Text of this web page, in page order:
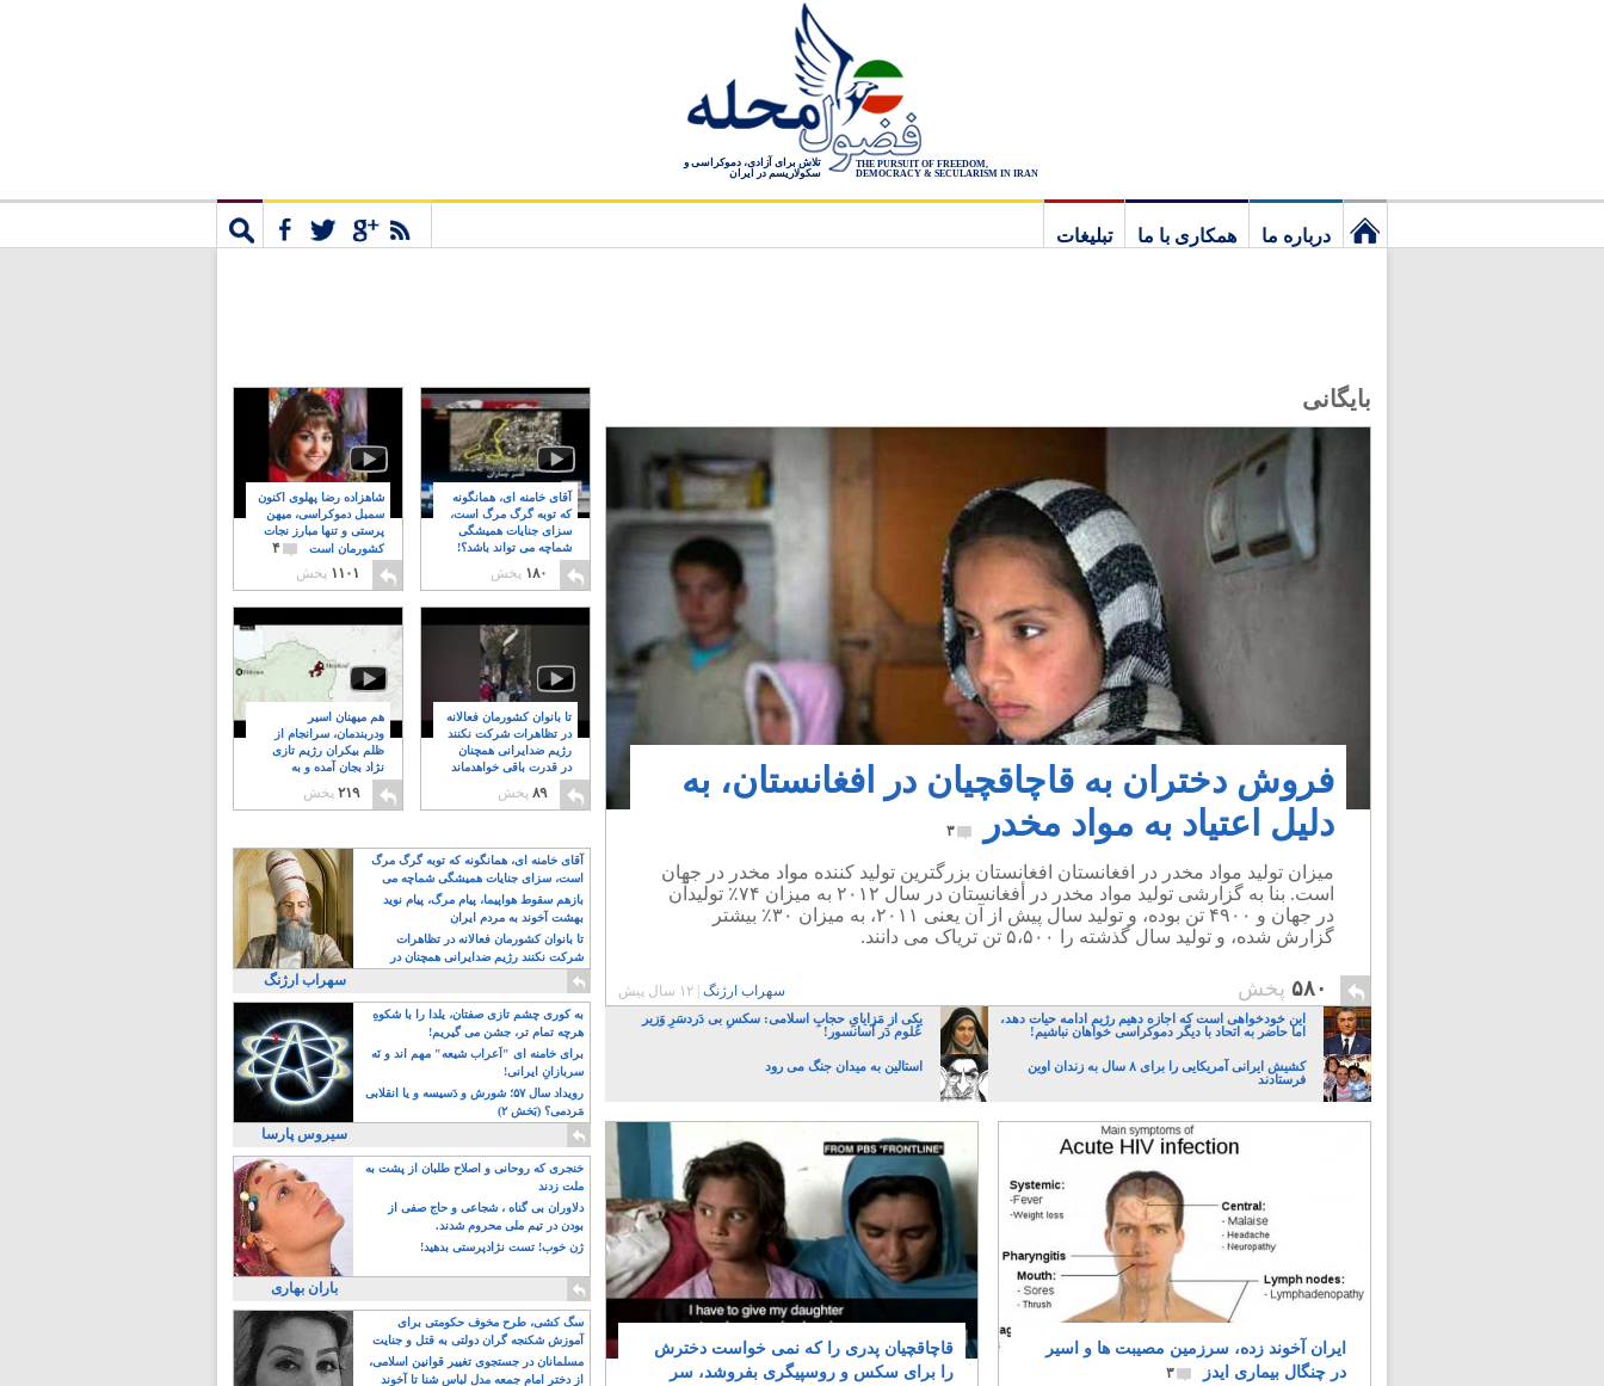
THE PURSUIT OF FREEDOM,
DEMOCRACY & SECULARISM IN IRAN
تلاش برای آزادی، دموکراسی و
سکولاریسم در ایران
درباره ما همکاری با ما
تبلیغات
بایگانی
فروش دختران به قاچاقچیان در افغانستان، به
دلیل اعتیاد به مواد مخدر
۳
میزان تولید مواد مخدر در افغانستان افغانستان بزرگترین تولید کننده مواد مخدر در جهان
است. بنا به گزارشی تولید مواد مخدر در أفغانستان در سال ۲۰۱۲ به میزان ۷۴٪ تولیدآن
در جهان و ۴۹۰۰ تن بوده، و تولید سال پیش از آن یعنی ۲۰۱۱، به میزان ۳۰٪ بیشتر
گزارش شده، و تولید سال گذشته را ۵،۵۰۰ تن تریاک می دانند.
۵۸۰ پخش سهراب ارژنگ ۱۲ سال پیش
این خودخواهی است که اجازه دهیم رژیم ادامه حیات دهد،
اما حاضر به اتحاد با دیگر دموکراسی خواهان نباشیم!
یکی از مَزایایِ حجابِ اسلامی: سکسِ بی دَردسَرِ وَزیر
عُلوم دَر آسانسور!
کشیش ایرانی آمریکایی را برای ۸ سال به زندان اوین
فرستادند
استالین به میدان جنگ می رود
ایران آخوند زده، سرزمین مصیبت ها و اسیر
در چنگال بیماری ایدز
۳
قاچاقچیان پدری را که نمی خواست دخترش
را برای سکس و روسپیگری بفروشد، سر
شاهزاده رضا پهلوی اکنون
سمبل دموکراسی، میهن
پرستی و تنها مبارز نجات
کشورمان است
۴
۱۱۰۱ پخش
آقای خامنه ای، همانگونه
که توبه گرگ مرگ است،
سزای جنایات همیشگی
شماچه می تواند باشد؟!
۸
۱۸۰ پخش
هم میهنان اسیر
ودربندمان، سرانجام از
ظلم بیکران رژیم تازی
نژاد بجان آمده و به
۲۱۹ پخش
تا بانوان کشورمان فعالانه
در تظاهرات شرکت نکنند
رژیم ضدایرانی همچنان
در قدرت باقی خواهدماند
۸
۸۹ پخش
آقای خامنه ای، همانگونه که توبه گرگ مرگ
است، سزای جنایات همیشگی شماچه می
تواند باشد؟!
بازهم سقوط هواپیما، پیام مرگ، پیام نوید
بهشت آخوند به مردم ایران
تا بانوان کشورمان فعالانه در تظاهرات
شرکت نکنند رژیم ضدایرانی همچنان در
قدرت باقی خواهدماند
سهراب ارژنگ
به کوری چشم تازی صفتان، یلدا را با شکوهِ
هرچه تمام تر، جشن می گیریم!
برای خامنه ای "اَعراب شیعه" مهم اند و نَه
سربازانِ ایرانی!
رویداد سال ۵۷؛ شورش و دَسیسه و یا انقلابی
مَردمی؟ (بَخش ۲)
سیروس پارسا
خنجری که روحانی و اصلاح طلبان از پشت به
ملت زدند
دلاوران بی گناه ، شجاعی و حاج صفی از
بودن در تیم ملی محروم شدند.
ژن خوب! تست نژادپرستی بدهید!
باران بهاری
سگ کشی، طرح مخوف حکومتی برای
آموزش شکنجه گران دولتی به قتل و جنایت
بیشتر
مسلمانان در جستجوی تغییر قوانین اسلامی،
از دختر امام جمعه مدل لباس شنا تا آخوند